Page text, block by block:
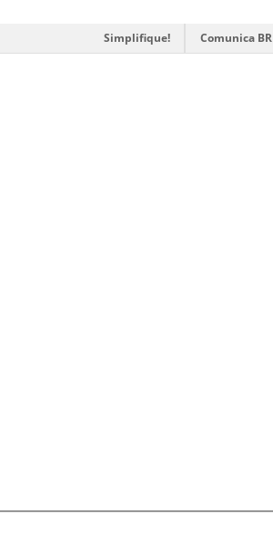
Simplifique! Comunica BR